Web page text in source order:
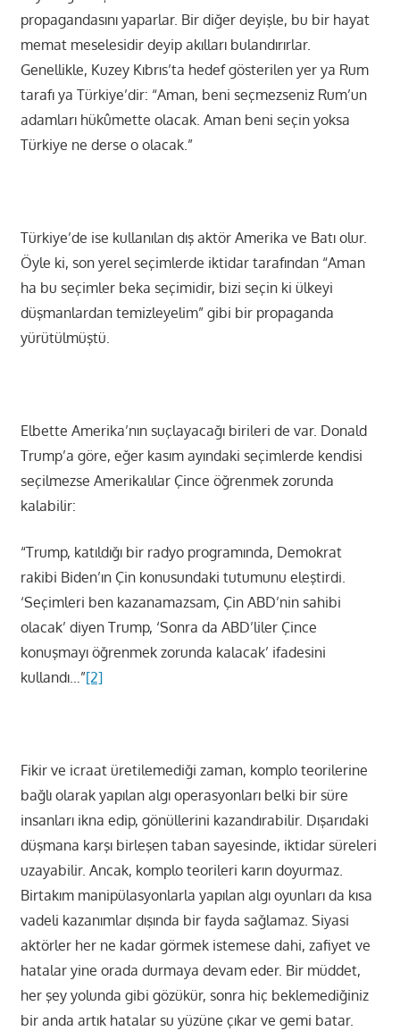
propagandasını yaparlar. Bir diğer deyişle, bu bir hayat
memat meselesidir deyip akılları bulandırırlar.
Genellikle, Kuzey Kıbrıs’ta hedef gösterilen yer ya Rum
tarafı ya Türkiye’dir: “Aman, beni seçmezseniz Rum’un
adamları hükûmette olacak. Aman beni seçin yoksa
Türkiye ne derse o olacak.”
Türkiye’de ise kullanılan dış aktör Amerika ve Batı olur.
Öyle ki, son yerel seçimlerde iktidar tarafından “Aman
ha bu seçimler beka seçimidir, bizi seçin ki ülkeyi
düşmanlardan temizleyelim” gibi bir propaganda
yürütülmüştü.
Elbette Amerika’nın suçlayacağı birileri de var. Donald
Trump’a göre, eğer kasım ayındaki seçimlerde kendisi
seçilmezse Amerikalılar Çince öğrenmek zorunda
kalabilir:
“Trump, katıldığı bir radyo programında, Demokrat
rakibi Biden’ın Çin konusundaki tutumunu eleştirdi.
‘Seçimleri ben kazanamazsam, Çin ABD’nin sahibi
olacak’ diyen Trump, ‘Sonra da ABD’liler Çince
konuşmayı öğrenmek zorunda kalacak’ ifadesini
kullandı…”[2]
Fikir ve icraat üretilemediği zaman, komplo teorilerine
bağlı olarak yapılan algı operasyonları belki bir süre
insanları ikna edip, gönüllerini kazandırabilir. Dışarıdaki
düşmana karşı birleşen taban sayesinde, iktidar süreleri
uzayabilir. Ancak, komplo teorileri karın doyurmaz.
Birtakım manipülasyonlarla yapılan algı oyunları da kısa
vadeli kazanımlar dışında bir fayda sağlamaz. Siyasi
aktörler her ne kadar görmek istemese dahi, zafiyet ve
hatalar yine orada durmaya devam eder. Bir müddet,
her şey yolunda gibi gözükür, sonra hiç beklemediğiniz
bir anda artık hatalar su yüzüne çıkar ve gemi batar.